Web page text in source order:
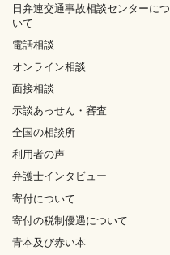
日弁連交通事故相談センターにつ
いて
電話相談
オンライン相談
面接相談
示談あっせん・審査
全国の相談所
利用者の声
弁護士インタビュー
寄付について
寄付の税制優遇について
青本及び赤い本